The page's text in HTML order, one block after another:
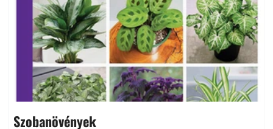
Szobanövények